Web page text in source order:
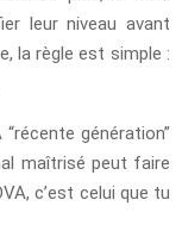
leur niveau avant
la règle est simple :
génération”
maîtrisé peut faire
c’est celui que tu